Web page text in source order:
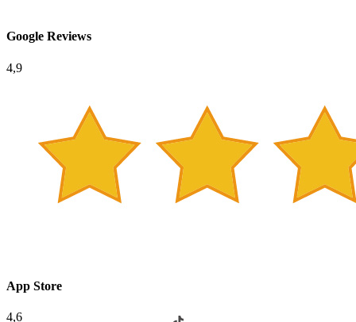
Google Reviews
4,9
App Store
4,6